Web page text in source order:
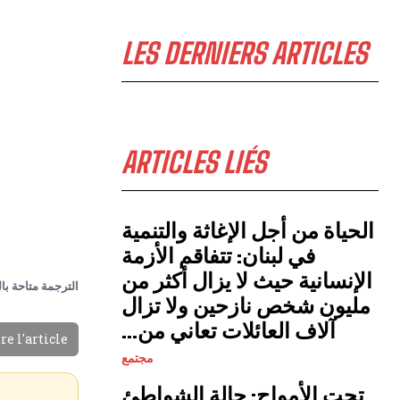
LES DERNIERS ARTICLES
ARTICLES LIÉS
الحياة من أجل الإغاثة والتنمية
في لبنان: تتفاقم الأزمة
الإنسانية حيث لا يزال أكثر من
مليون شخص نازحين ولا تزال
آلاف العائلات تعاني من...
مجتمع
تحت الأمواج: حالة الشواطئ
الترجمة متاحة
l'article